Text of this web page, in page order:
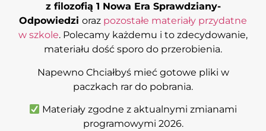
z filozofią 1 Nowa Era Sprawdziany-
Odpowiedzi oraz pozostałe materiały przydatne
w szkole. Polecamy każdemu i to zdecydowanie,
materiału dość sporo do przerobienia.
Napewno Chciałbyś mieć gotowe pliki w
paczkach rar do pobrania.
Materiały zgodne z aktualnymi zmianami
programowymi 2026.